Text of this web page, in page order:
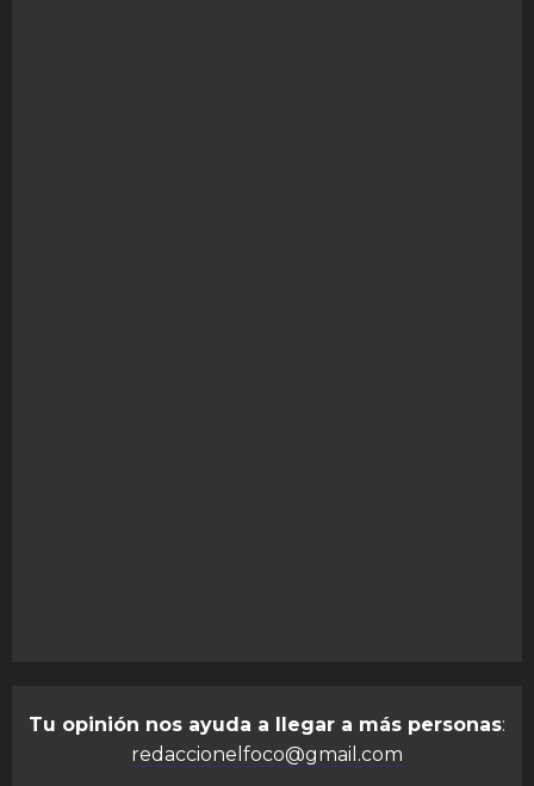
Tu opinión nos ayuda a llegar a más personas:
redaccionelfoco@gmail.com